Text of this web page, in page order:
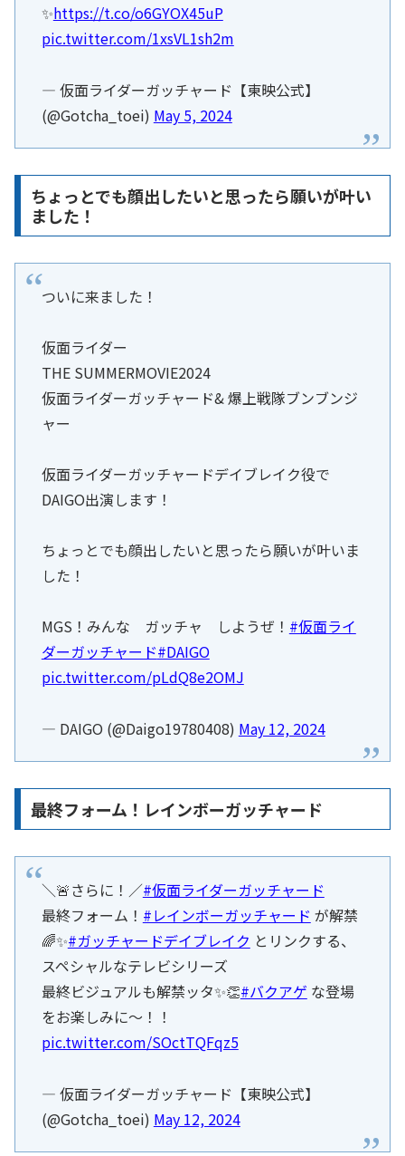
✨https://t.co/o6GYOX45uP
pic.twitter.com/1xsVL1sh2m
— 仮面ライダーガッチャード【東映公式】
(@Gotcha_toei) May 5, 2024
ちょっとでも顔出したいと思ったら願いが叶い
ました！
ついに来ました！
仮面ライダー
THE SUMMERMOVIE2024
仮面ライダーガッチャード& 爆上戦隊ブンブンジ
ャー
仮面ライダーガッチャードデイブレイク役で
DAIGO出演します！
ちょっとでも顔出したいと思ったら願いが叶いま
した！
MGS！みんな ガッチャ しようぜ！ #仮面ライ
ダーガッチャード#DAIGO
pic.twitter.com/pLdQ8e2OMJ
— DAIGO (@Daigo19780408) May 12, 2024
最終フォーム！レインボーガッチャード
＼🚨さらに！／#仮面ライダーガッチャード
最終フォーム！ #レインボーガッチャード が解禁
🌈✨#ガッチャードデイブレイク とリンクする、
スペシャルなテレビシリーズ
最終ビジュアルも解禁ッタ✨👏#バクアゲ な登場
をお楽しみに〜！！
pic.twitter.com/SOctTQFqz5
— 仮面ライダーガッチャード【東映公式】
(@Gotcha_toei) May 12, 2024